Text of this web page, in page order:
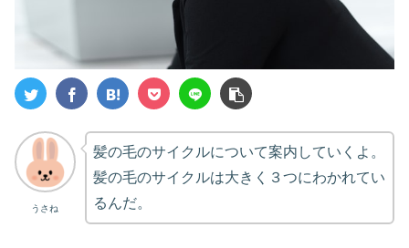
うさね
髪の毛のサイクルについて案内していくよ。
髪の毛のサイクルは大きく３つにわかれてい
るんだ。